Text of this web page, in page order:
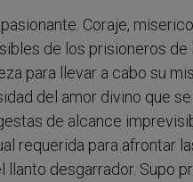
Coraje,
de los prisioneros
para llevar a cabo su
del amor divino que
de alcance
requerida para afrontar
llanto desgarrador. Supo